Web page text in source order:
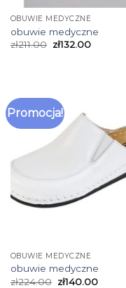
OBUWIE MEDYCZNE
obuwie medyczne
zł211.00 zł132.00
Promocja!
OBUWIE MEDYCZNE
obuwie medyczne
zł224.00 zł140.00